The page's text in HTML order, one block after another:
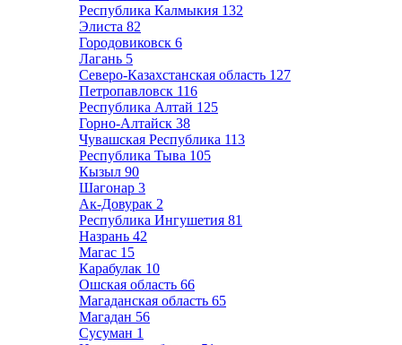
Республика Калмыкия 132
Элиста 82
Городовиковск 6
Лагань 5
Северо-Казахстанская область 127
Петропавловск 116
Республика Алтай 125
Горно-Алтайск 38
Чувашская Республика 113
Республика Тыва 105
Кызыл 90
Шагонар 3
Ак-Довурак 2
Республика Ингушетия 81
Назрань 42
Магас 15
Карабулак 10
Ошская область 66
Магаданская область 65
Магадан 56
Сусуман 1